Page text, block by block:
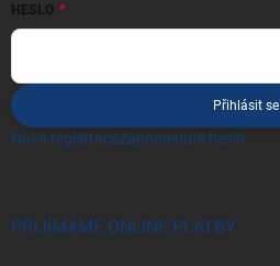
HESLO
Přihlásit se
Nová registraceZapomenuté heslo
PŘIJÍMÁME ONLINE PLATBY